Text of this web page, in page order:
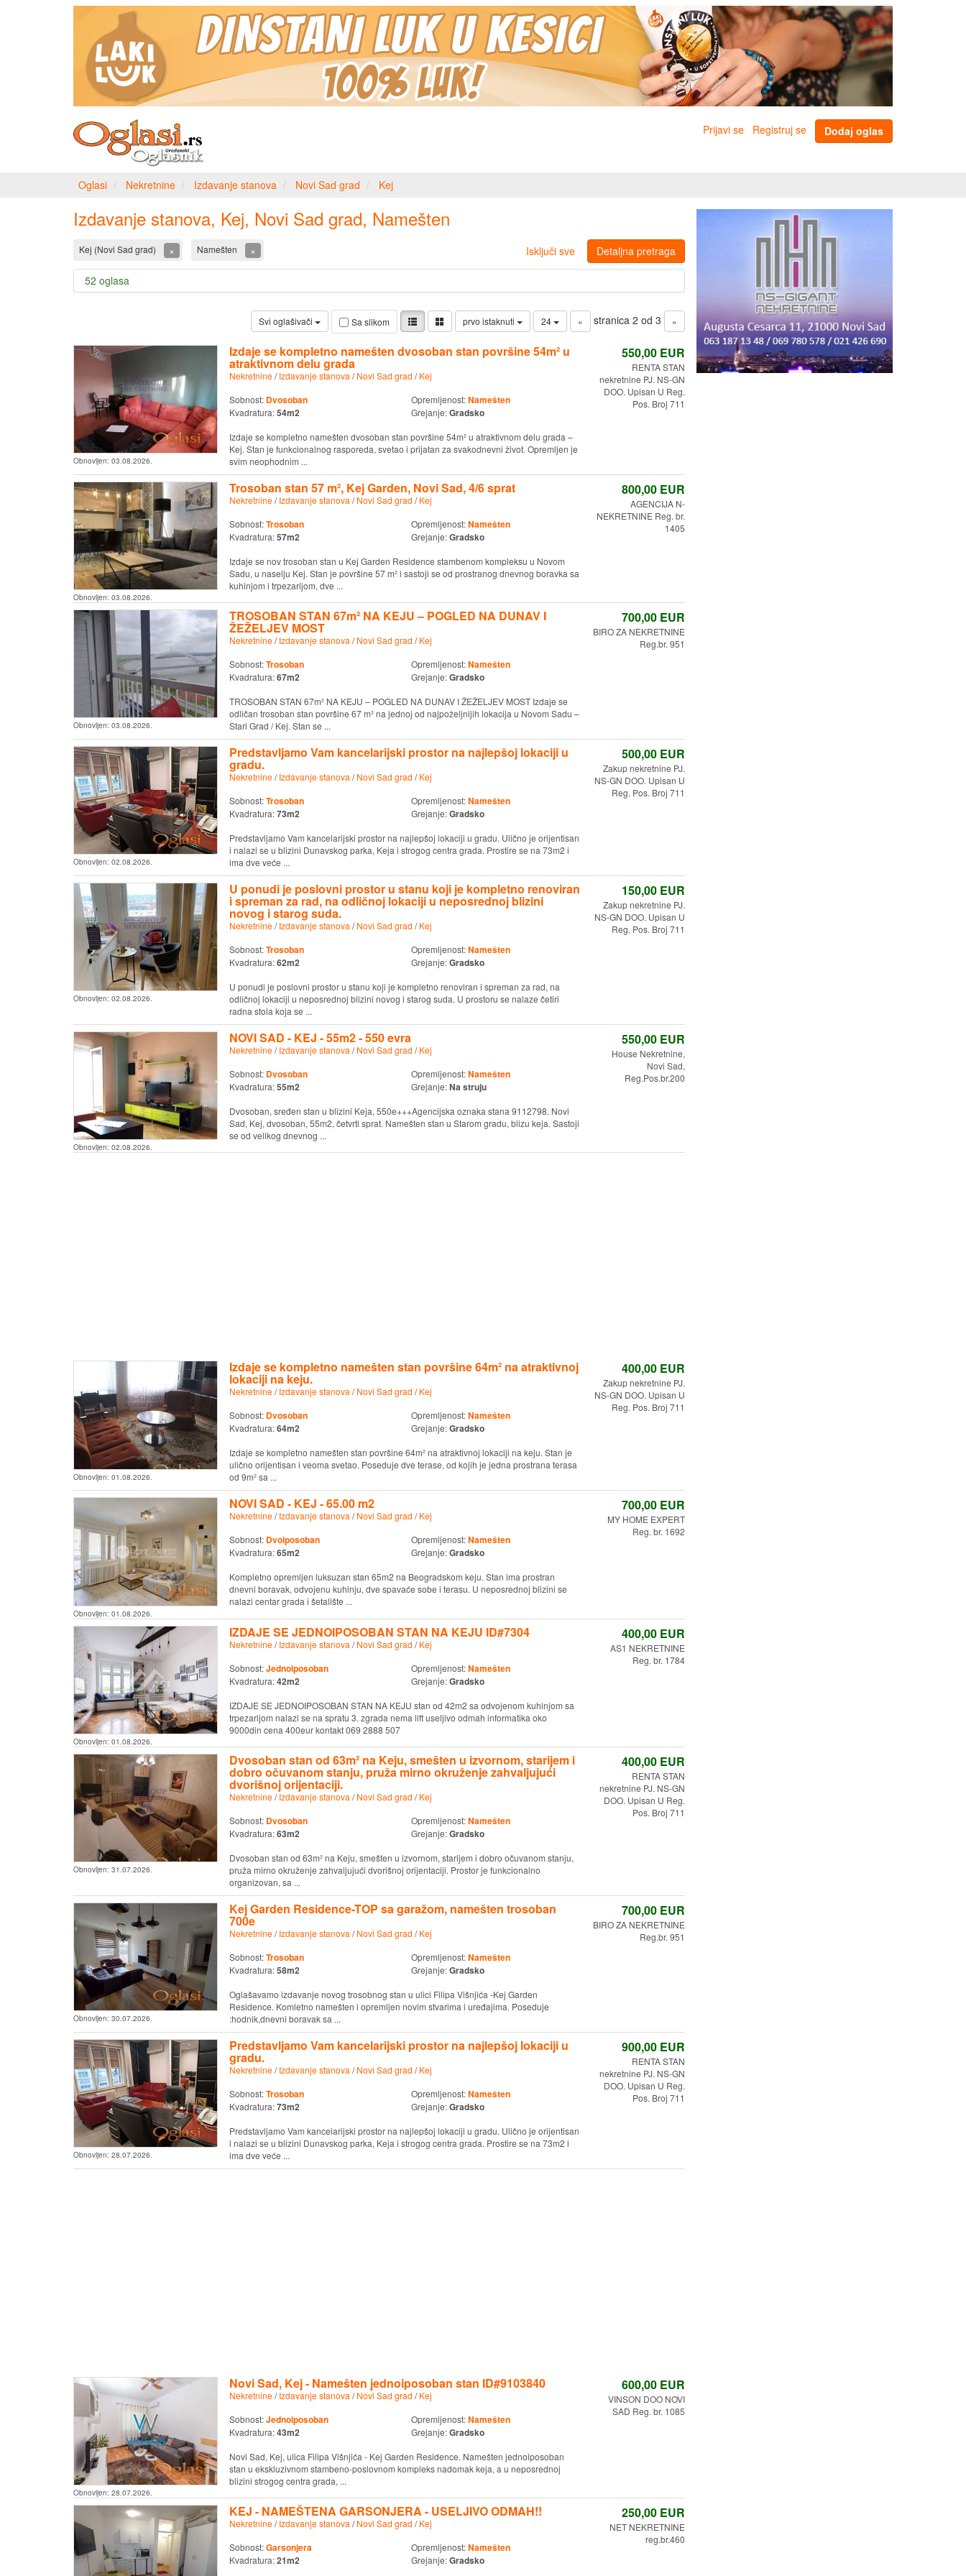
Prijavi se Registruj se Dodaj oglas
Oglasi Nekretnine Izdavanje stanova Novi Sad grad Kej
Izdavanje stanova, Kej, Novi Sad grad, Namešten
Kej (Novi Sad grad) × Namešten × Isključi sve Detaljna pretraga
52 oglasa
Svi oglašivači Sa slikom prvo istaknuti 24 « stranica 2 od 3 »
Obnovljen: 03.08.2026.
Izdaje se kompletno namešten dvosoban stan površine 54m² u
atraktivnom delu grada
Nekretnine/Izdavanje stanova /Novi Sad grad /Kej
Sobnost: Dvosoban Opremljenost:Namešten
Kvadratura:54m2 Grejanje:Gradsko
Izdaje se kompletno namešten dvosoban stan površine 54m² u atraktivnom delu grada –
Kej. Stan je funkcionalnog rasporeda, svetao i prijatan za svakodnevni život. Opremljen je
svim neophodnim ...
550,00EUR
RENTA STAN
nekretnine PJ. NS-GN
DOO. Upisan U Reg.
Pos. Broj 711
Obnovljen: 03.08.2026.
Trosoban stan 57 m², Kej Garden, Novi Sad, 4/6 sprat
Nekretnine/Izdavanje stanova /Novi Sad grad /Kej
Sobnost:Trosoban Opremljenost:Namešten
Kvadratura:57m2 Grejanje:Gradsko
Izdaje se nov trosoban stan u Kej Garden Residence stambenom kompleksu u Novom
Sadu, u naselju Kej. Stan je površine 57 m² i sastoji se od prostranog dnevnog boravka sa
kuhinjom i trpezarijom, dve ...
800,00EUR
AGENCIJA N-
NEKRETNINE Reg. br.
1405
Obnovljen: 03.08.2026.
TROSOBAN STAN 67m² NA KEJU – POGLED NA DUNAV I
ŽEŽELJEV MOST
Nekretnine/Izdavanje stanova /Novi Sad grad /Kej
Sobnost:Trosoban Opremljenost:Namešten
Kvadratura:67m2 Grejanje:Gradsko
TROSOBAN STAN 67m² NA KEJU – POGLED NA DUNAV I ŽEŽELJEV MOST Izdaje se
odličan trosoban stan površine 67 m² na jednoj od najpoželjnijih lokacija u Novom Sadu –
Stari Grad / Kej. Stan se ...
700,00EUR
BIRO ZA NEKRETNINE
Reg.br. 951
Obnovljen: 02.08.2026.
Predstavljamo Vam kancelarijski prostor na najlepšoj lokaciji u
gradu.
Nekretnine/Izdavanje stanova /Novi Sad grad /Kej
Sobnost:Trosoban Opremljenost:Namešten
Kvadratura:73m2 Grejanje:Gradsko
Predstavljamo Vam kancelarijski prostor na najlepšoj lokaciji u gradu. Ulično je orijentisan
i nalazi se u blizini Dunavskog parka, Keja i strogog centra grada. Prostire se na 73m2 i
ima dve veće ...
500,00EUR
Zakup nekretnine PJ.
NS-GN DOO. Upisan U
Reg. Pos. Broj 711
Obnovljen: 02.08.2026.
U ponudi je poslovni prostor u stanu koji je kompletno renoviran
i spreman za rad, na odličnoj lokaciji u neposrednoj blizini
novog i starog suda.
Nekretnine/Izdavanje stanova /Novi Sad grad /Kej
Sobnost:Trosoban Opremljenost:Namešten
Kvadratura:62m2 Grejanje:Gradsko
U ponudi je poslovni prostor u stanu koji je kompletno renoviran i spreman za rad, na
odličnoj lokaciji u neposrednoj blizini novog i starog suda. U prostoru se nalaze četiri
radna stola koja se ...
150,00EUR
Zakup nekretnine PJ.
NS-GN DOO. Upisan U
Reg. Pos. Broj 711
Obnovljen: 02.08.2026.
NOVI SAD - KEJ - 55m2 - 550 evra
Nekretnine/Izdavanje stanova /Novi Sad grad /Kej
Sobnost: Dvosoban Opremljenost:Namešten
Kvadratura:55m2 Grejanje:Na struju
Dvosoban, sređen stan u blizini Keja, 550e+++Agencijska oznaka stana 9112798. Novi
Sad, Kej, dvosoban, 55m2, četvrti sprat. Namešten stan u Starom gradu, blizu keja. Sastoji
se od velikog dnevnog ...
550,00EUR
House Nekretnine,
Novi Sad,
Reg.Pos.br.200
Obnovljen: 01.08.2026.
Izdaje se kompletno namešten stan površine 64m² na atraktivnoj
lokaciji na keju.
Nekretnine/Izdavanje stanova /Novi Sad grad /Kej
Sobnost: Dvosoban Opremljenost:Namešten
Kvadratura:64m2 Grejanje:Gradsko
Izdaje se kompletno namešten stan površine 64m² na atraktivnoj lokaciji na keju. Stan je
ulično orijentisan i veoma svetao. Poseduje dve terase, od kojih je jedna prostrana terasa
od 9m² sa ...
400,00EUR
Zakup nekretnine PJ.
NS-GN DOO. Upisan U
Reg. Pos. Broj 711
Obnovljen: 01.08.2026.
NOVI SAD - KEJ - 65.00 m2
Nekretnine/Izdavanje stanova /Novi Sad grad /Kej
Sobnost: Dvoiposoban Opremljenost:Namešten
Kvadratura:65m2 Grejanje:Gradsko
Kompletno opremljen luksuzan stan 65m2 na Beogradskom keju. Stan ima prostran
dnevni boravak, odvojenu kuhinju, dve spavaće sobe i terasu. U neposrednoj blizini se
nalazi centar grada i šetalište ...
700,00EUR
MY HOME EXPERT
Reg. br. 1692
Obnovljen: 01.08.2026.
IZDAJE SE JEDNOIPOSOBAN STAN NA KEJU ID#7304
Nekretnine/Izdavanje stanova /Novi Sad grad /Kej
Sobnost:Jednoiposoban Opremljenost:Namešten
Kvadratura:42m2 Grejanje:Gradsko
IZDAJE SE JEDNOIPOSOBAN STAN NA KEJU stan od 42m2 sa odvojenom kuhinjom sa
trpezarijom nalazi se na spratu 3. zgrada nema lift useljivo odmah informatika oko
9000din cena 400eur kontakt 069 2888 507
400,00EUR
AS1 NEKRETNINE
Reg. br. 1784
Obnovljen: 31.07.2026.
Dvosoban stan od 63m² na Keju, smešten u izvornom, starijem i
dobro očuvanom stanju, pruža mirno okruženje zahvaljujući
dvorišnoj orijentaciji.
Nekretnine/Izdavanje stanova /Novi Sad grad /Kej
Sobnost: Dvosoban Opremljenost:Namešten
Kvadratura:63m2 Grejanje:Gradsko
Dvosoban stan od 63m² na Keju, smešten u izvornom, starijem i dobro očuvanom stanju,
pruža mirno okruženje zahvaljujući dvorišnoj orijentaciji. Prostor je funkcionalno
organizovan, sa ...
400,00EUR
RENTA STAN
nekretnine PJ. NS-GN
DOO. Upisan U Reg.
Pos. Broj 711
Obnovljen: 30.07.2026.
Kej Garden Residence-TOP sa garažom, namešten trosoban
700e
Nekretnine/Izdavanje stanova /Novi Sad grad /Kej
Sobnost:Trosoban Opremljenost:Namešten
Kvadratura:58m2 Grejanje:Gradsko
Oglašavamo izdavanje novog trosobnog stan u ulici Filipa Višnjića -Kej Garden
Residence. Komletno namešten i opremljen novim stvarima i uređajima. Poseduje
:hodnik,dnevni boravak sa ...
700,00EUR
BIRO ZA NEKRETNINE
Reg.br. 951
Obnovljen: 28.07.2026.
Predstavljamo Vam kancelarijski prostor na najlepšoj lokaciji u
gradu.
Nekretnine/Izdavanje stanova /Novi Sad grad /Kej
Sobnost:Trosoban Opremljenost:Namešten
Kvadratura:73m2 Grejanje:Gradsko
Predstavljamo Vam kancelarijski prostor na najlepšoj lokaciji u gradu. Ulično je orijentisan
i nalazi se u blizini Dunavskog parka, Keja i strogog centra grada. Prostire se na 73m2 i
ima dve veće ...
900,00EUR
RENTA STAN
nekretnine PJ. NS-GN
DOO. Upisan U Reg.
Pos. Broj 711
Obnovljen: 28.07.2026.
Novi Sad, Kej - Namešten jednoiposoban stan ID#9103840
Nekretnine/Izdavanje stanova /Novi Sad grad /Kej
Sobnost:Jednoiposoban Opremljenost:Namešten
Kvadratura:43m2 Grejanje:Gradsko
Novi Sad, Kej, ulica Filipa Višnjića - Kej Garden Residence. Namešten jednoiposoban
stan u ekskluzivnom stambeno-poslovnom kompleks nadomak keja, a u neposrednoj
blizini strogog centra grada, ...
600,00EUR
VINSON DOO NOVI
SAD Reg. br. 1085
KEJ - NAMEŠTENA GARSONJERA - USELJIVO ODMAH!!
Nekretnine/Izdavanje stanova /Novi Sad grad /Kej
Sobnost:Garsonjera Opremljenost:Namešten
Kvadratura:21m2 Grejanje:Gradsko
250,00EUR
NET NEKRETNINE
reg.br.460